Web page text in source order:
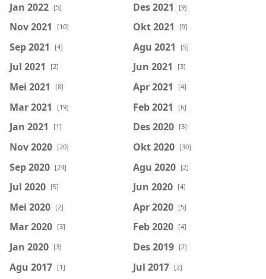
Jan 2022 [5] Des 2021 [9]
Nov 2021 [10] Okt 2021 [9]
Sep 2021 [4] Agu 2021 [5]
Jul 2021 [2] Jun 2021 [3]
Mei 2021 [8] Apr 2021 [4]
Mar 2021 [19] Feb 2021 [6]
Jan 2021 [1] Des 2020 [3]
Nov 2020 [20] Okt 2020 [30]
Sep 2020 [24] Agu 2020 [2]
Jul 2020 [5] Jun 2020 [4]
Mei 2020 [2] Apr 2020 [5]
Mar 2020 [3] Feb 2020 [4]
Jan 2020 [3] Des 2019 [2]
Agu 2017 [1] Jul 2017 [2]